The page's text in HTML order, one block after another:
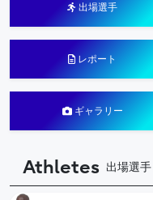
出場選手
レポート
ギャラリー
Athletes 出場選手